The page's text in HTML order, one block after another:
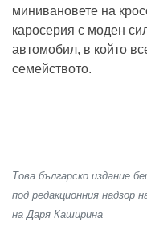
минивановете на
каросерия с моден
автомобил, в който
семейството.
Това българско издание
под редакционния надзор
на Даря Каширина